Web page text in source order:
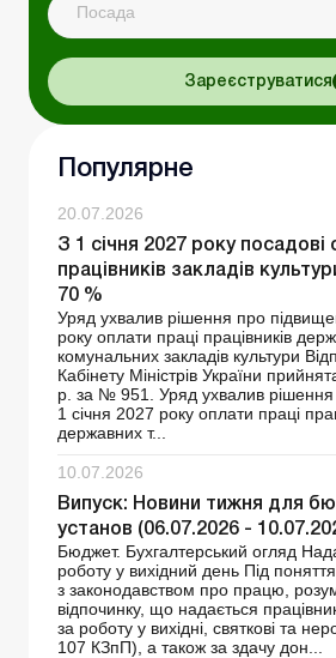
Посада
Зареєструватися
Популярне
20.07.2026
З 1 січня 2027 року посадові
працівників закладів
70 %
Уряд ухвалив рішення про
року оплати праці працівників
комунальних закладів культури
Кабінету Міністрів України
р. за № 951. Уряд ухвалив
1 січня 2027 року оплати праці
державних т...
10.07.2026
Випуск: Новини тижня для
установ (06.07.2026 -
Бюджет. Бухгалтерський огляд
роботу у вихідний день Під
з законодавством про працю,
відпочинку, що надається
за роботу у вихідні, святкові та
107 КЗпП), а також за здачу дон...